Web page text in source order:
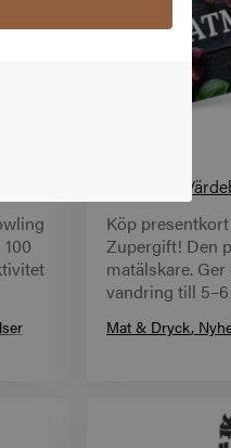
Matmilen
Köp
Zupergift! Den
matälskare.
vandring till 5–6
Mat & Dryck